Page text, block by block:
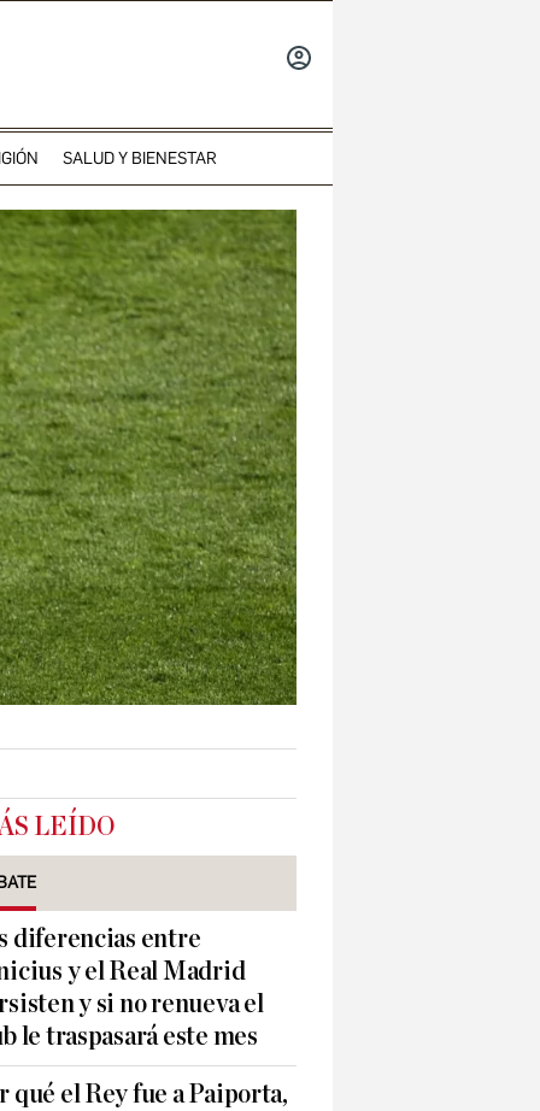
SALUD Y BIENESTAR
LEÍDO
diferencias entre
y el Real Madrid
y si no renueva el
le traspasará este mes
qué el Rey fue a Paiporta,